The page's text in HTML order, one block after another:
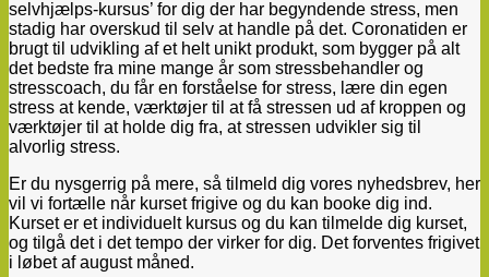
selvhjælps-kursus’ for dig der har begyndende stress, men
stadig har overskud til selv at handle på det. Coronatiden er
brugt til udvikling af et helt unikt produkt, som bygger på alt
det bedste fra mine mange år som stressbehandler og
stresscoach, du får en forståelse for stress, lære din egen
stress at kende, værktøjer til at få stressen ud af kroppen og
værktøjer til at holde dig fra, at stressen udvikler sig til
alvorlig stress.
Er du nysgerrig på mere, så tilmeld dig vores nyhedsbrev, her
vil vi fortælle når kurset frigive og du kan booke dig ind.
Kurset er et individuelt kursus og du kan tilmelde dig kurset,
og tilgå det i det tempo der virker for dig. Det forventes frigivet
i løbet af august måned.